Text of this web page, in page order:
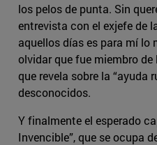
los pelos de punta. Sin
entrevista con el exjefe de
aquellos días es para mí lo
olvidar que fue miembro
que revela sobre la “ayuda
desconocidos.
Y finalmente el esperado
Invencible”, que se ocupa